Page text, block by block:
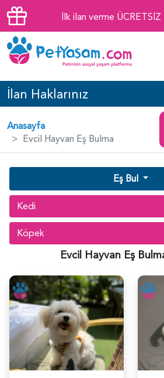
İlk ilan verme ÜCRETSİZ
İlan Haklarınız
Anasayfa
Evcil Hayvan Eş Bulma
Eş Bul
Kedi
Köpek
Evcil Hayvan Eş